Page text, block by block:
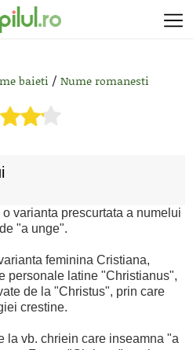
baieti / Nume romanesti
varianta prescurtata a numelui
"a unge".
feminina Cristiana,
personale latine "Christianus",
de la "Christus", prin care
crestine.
la vb. chriein care inseamna "a